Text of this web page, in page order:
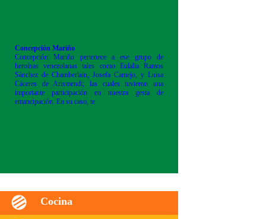
Concepción Mariño
Concepción Mariño pertenece a ese grupo de
heroínas venezolanas tales como Eulalia Ramos
Sánchez de Chamberlain, Josefa Camejo, y Luisa
Cáceres de Arismendi; las cuales tuvieron una
importante participación en nuestra gesta de
emancipación. En su caso, te
Cocina